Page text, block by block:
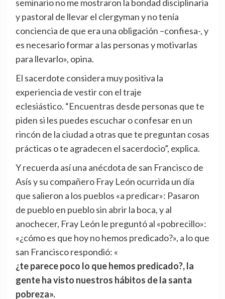
seminario no me mostraron la bondad disciplinaria
y pastoral de llevar el clergyman y no tenía
conciencia de que era una obligación –confiesa-, y
es necesario formar a las personas y motivarlas
para llevarlo», opina.
El sacerdote considera muy positiva la
experiencia de vestir con el traje
eclesiástico. “Encuentras desde personas que te
piden si les puedes escuchar o confesar en un
rincón de la ciudad a otras que te preguntan cosas
prácticas o te agradecen el sacerdocio”, explica.
Y recuerda así una anécdota de san Francisco de
Asís y su compañero Fray León ocurrida un día
que salieron a los pueblos «a predicar»: Pasaron
de pueblo en pueblo sin abrir la boca, y al
anochecer, Fray León le preguntó al «pobrecillo»:
«¿cómo es que hoy no hemos predicado?», a lo que
san Francisco respondió: «
¿te parece poco lo que hemos predicado?, la
gente ha visto nuestros hábitos de la santa
pobreza».